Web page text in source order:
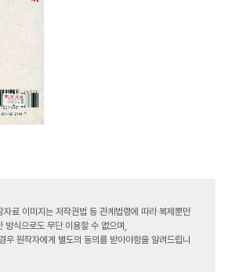
자료 이미지는 저작권법 등 관계법령에 따라 복제뿐만
방식으로도 무단 이용할 수 없으며,
우 원작자에게 별도의 동의를 받아야함을 알려드립니